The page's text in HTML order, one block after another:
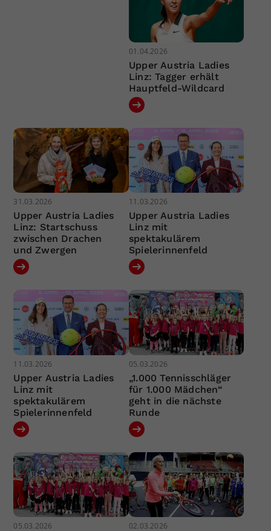
01.04.2026
Upper Austria Ladies
Linz: Tagger erhält
Hauptfeld-Wildcard
31.03.2026
Upper Austria Ladies
Linz: Startschuss
zwischen Drachen
und Zwergen
11.03.2026
Upper Austria Ladies
Linz mit
spektakulärem
Spielerinnenfeld
11.03.2026
Upper Austria Ladies
Linz mit
spektakulärem
Spielerinnenfeld
05.03.2026
„1.000 Tennisschläger
für 1.000 Mädchen“
geht in die nächste
Runde
05.03.2026 02.03.2026